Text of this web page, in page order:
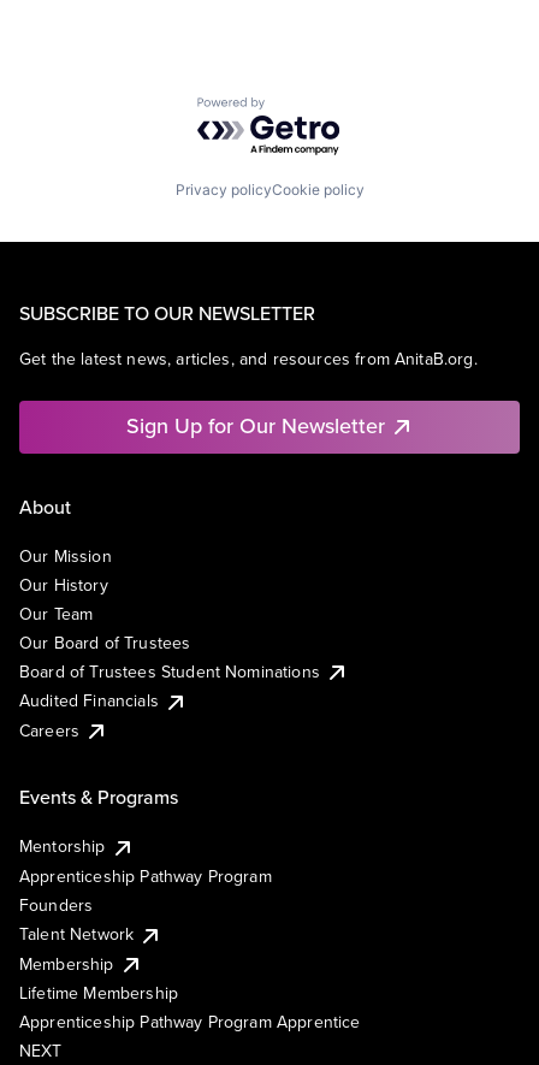
Powered by Getro.com
Privacy policyCookie policy
SUBSCRIBE TO OUR NEWSLETTER
Get the latest news, articles, and resources from AnitaB.org.
Sign Up for Our Newsletter
About
Our Mission
Our History
Our Team
Our Board of Trustees
Board of Trustees Student Nominations
Audited Financials
Careers
Events & Programs
Mentorship
Apprenticeship Pathway Program
Founders
Talent Network
Membership
Lifetime Membership
Apprenticeship Pathway Program Apprentice
NEXT